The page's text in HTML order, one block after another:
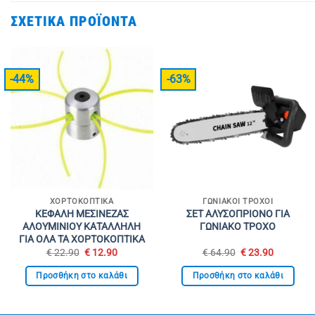
ΣΧΕΤΙΚΆ ΠΡΟΪΌΝΤΑ
-44%
ΧΟΡΤΟΚΟΠΤΙΚΆ
ΚΕΦΑΛΗ ΜΕΣΙΝΕΖΑΣ
ΑΛΟΥΜΙΝΙΟΥ ΚΑΤΑΛΛΗΛΗ
ΓΙΑ ΟΛΑ ΤΑ ΧΟΡΤΟΚΟΠΤΙΚΑ
€22.90 Original
was:
€ 22.90.
€12.90Η
τιμή
είναι:
Προσθήκη στο καλάθι
-63%
ΓΩΝΙΑΚΟΊ ΤΡΟΧΟΊ
ΣΕΤ ΑΛΥΣΟΠΡΙΟΝΟ ΓΙΑ
ΓΩΝΙΑΚΟ ΤΡΟΧΟ
€64.90 Original
was:
€ 64.90.
€23.90Η
τιμή
είναι:
Προσθήκη στο καλάθι